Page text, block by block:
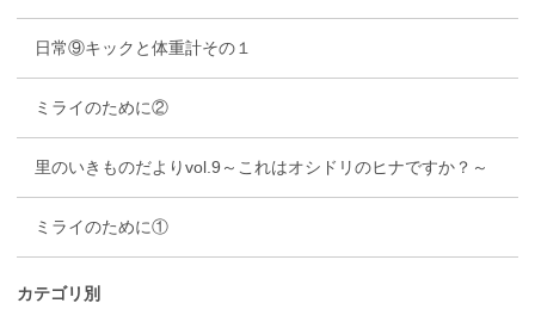
日常⑨キックと体重計その１
ミライのために②
里のいきものだよりvol.9～これはオシドリのヒナですか？～
ミライのために①
カテゴリ別